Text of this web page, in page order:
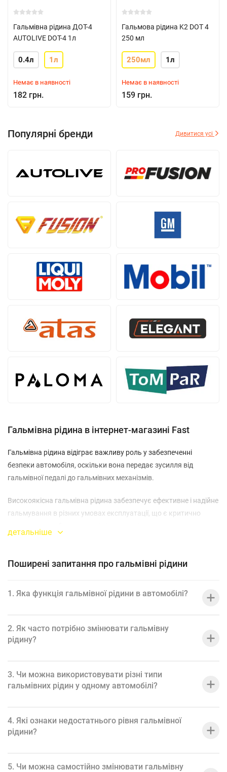
Гальмівна рідина ДОТ-4
AUTOLIVE DOT-4 1л
0.4л 1л
Немає в наявності
182 грн.
Гальмова рідина K2 DOT 4
250 мл
250мл 1л
Немає в наявності
159 грн.
Популярні бренди Дивитися усі
Гальмівна рідина в інтернет-магазині Fast
Гальмівна рідина відіграє важливу роль у забезпеченні
безпеки автомобіля, оскільки вона передає зусилля від
гальмівної педалі до гальмівних механізмів.
Високоякісна гальмівна рідина забезпечує ефективне і надійне
гальмування в різних умовах експлуатації, що є критично
і антикорозійні властивості, що дозволяє зберегти гальмівну
Використання якісних гальмівних рідин дозволяє запобігти
Гальмівна рідина також допомагає зменшити витрати на
надійність і безпеку.
вашого автомобіля.
детальніше
Поширені запитання про гальмівні рідини
1. Яка функція гальмівної рідини в автомобілі?
2. Як часто потрібно змінювати гальмівну
рідину?
3. Чи можна використовувати різні типи
гальмівних рідин у одному автомобілі?
4. Які ознаки недостатнього рівня гальмівної
рідини?
5. Чи можна самостійно змінювати гальмівну